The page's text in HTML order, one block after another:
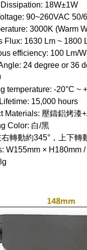
18W±1W
90~260VAC 50/
3000K (Warm
Flux: 1630 Lm ~ 1800
efficiency: 100 Lm/W
24 degree or 36
temperature: -20°C ~
15,000 hours
Materials: 壓鑄鋁烤漆
Color: 白/黑
轉動約345°，上下轉
W155mm × H180mm